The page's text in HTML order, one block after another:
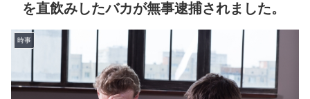
を直飲みしたバカが無事逮捕されました。
時事